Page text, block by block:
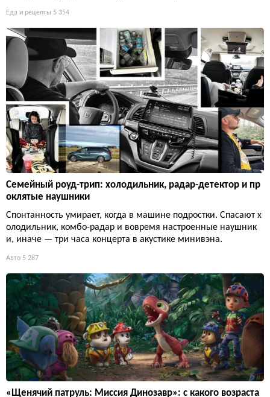
Еда и рецепты 5 354
Семейный роуд-трип: холодильник, радар-детектор и пр
оклятые наушники
Спонтанность умирает, когда в машине подростки. Спасают х
олодильник, комбо-радар и вовремя настроенные наушник
и, иначе — три часа концерта в акустике минивэна.
Авто 5 287
«Щенячий патруль: Миссия Динозавр»: с какого возраста